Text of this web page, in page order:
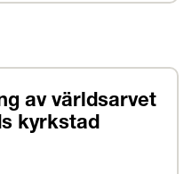
av världsarvet
kyrkstad